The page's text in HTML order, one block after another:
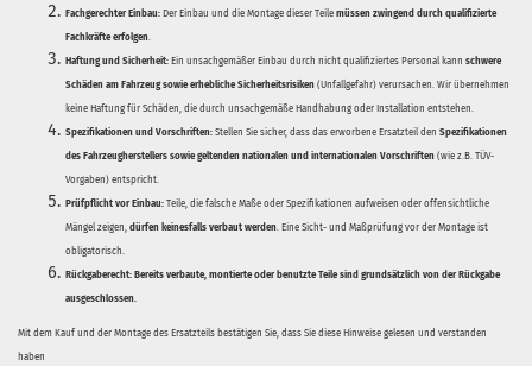
Fachgerechter Einbau: Der Einbau und die Montage dieser Teile müssen zwingend durch qualifizierte
Fachkräfte erfolgen.
Haftung und Sicherheit: Ein unsachgemäßer Einbau durch nicht qualifiziertes Personal kann schwere
Schäden am Fahrzeug sowie erhebliche Sicherheitsrisiken (Unfallgefahr) verursachen. Wir übernehmen
keine Haftung für Schäden, die durch unsachgemäße Handhabung oder Installation entstehen.
Spezifikationen und Vorschriften: Stellen Sie sicher, dass das erworbene Ersatzteil den Spezifikationen
des Fahrzeugherstellers sowie geltenden nationalen und internationalen Vorschriften (wie z.B. TÜV-
Vorgaben) entspricht.
Prüfpflicht vor Einbau: Teile, die falsche Maße oder Spezifikationen aufweisen oder offensichtliche
Mängel zeigen, dürfen keinesfalls verbaut werden. Eine Sicht- und Maßprüfung vor der Montage ist
obligatorisch.
Rückgaberecht: Bereits verbaute, montierte oder benutzte Teile sind grundsätzlich von der Rückgabe
ausgeschlossen.
Mit dem Kauf und der Montage des Ersatzteils bestätigen Sie, dass Sie diese Hinweise gelesen und verstanden
haben